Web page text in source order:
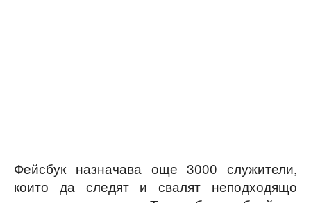
Фейсбук назначава още 3000 служители,
които да следят и свалят неподходящо